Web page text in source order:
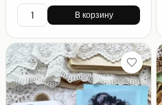
В корзину